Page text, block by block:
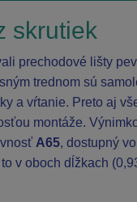
skrutiek
prechodové lišty
trednom sú
a vŕtanie. Preto aj
montáže.
A65, dostupný vo
v oboch dĺžkach